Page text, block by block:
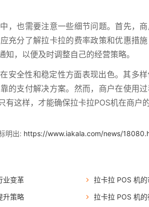
，也需要注意一些细节问题。首先，
充分了解拉卡拉的费率政策和优惠措
，以便及时调整自己的经营策略。
安全性和稳定性方面表现出色。其多
的支付解决方案。然而，商户在使用
这样，才能确保拉卡拉POS机在商户
明出: https://www.iakala.com/news/
业变革
拉卡拉 POS 机
升策略
拉卡拉 POS 机